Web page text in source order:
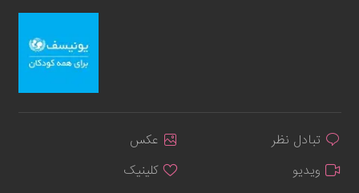
تبادل نظر
عکس
ویدیو
کلینیک